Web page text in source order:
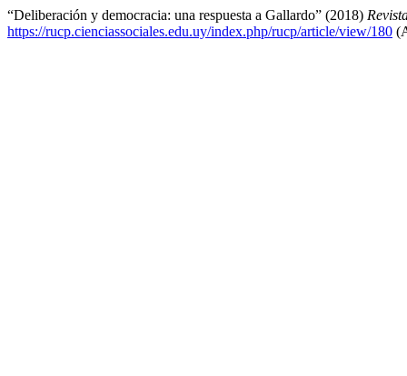
“Deliberación y democracia: una respuesta a Gallardo” (2018)
https://rucp.cienciassociales.edu.uy/index.php/rucp/article/view/180